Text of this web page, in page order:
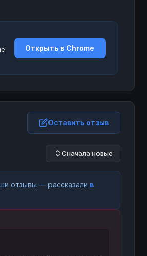
Открыть в Chrome
Оставить отзыв
Сначала новые
отзывы — рассказали в